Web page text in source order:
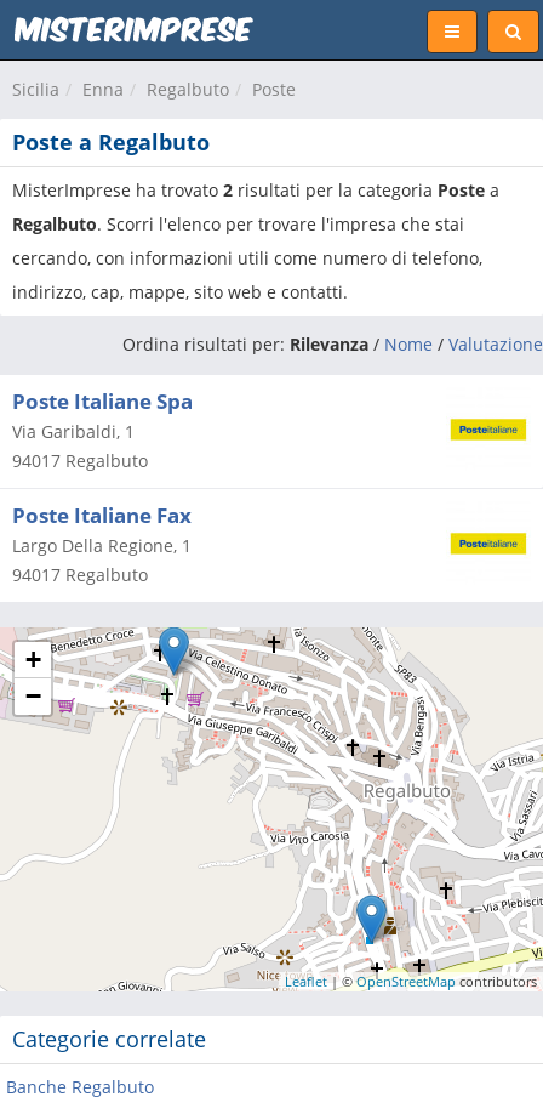
Sicilia Enna Regalbuto Poste
Poste a Regalbuto
MisterImprese ha trovato 2 risultati per la categoria Poste a
Regalbuto. Scorri l'elenco per trovare l'impresa che stai
cercando, con informazioni utili come numero di telefono,
indirizzo, cap, mappe, sito web e contatti.
Ordina risultati per: Rilevanza / Nome / Valutazione
Poste Italiane Spa
Via Garibaldi, 1
94017 Regalbuto
Poste Italiane Fax
Largo Della Regione, 1
94017 Regalbuto
+
−
Leaflet| ©OpenStreetMap contributors
Categorie correlate
Banche Regalbuto